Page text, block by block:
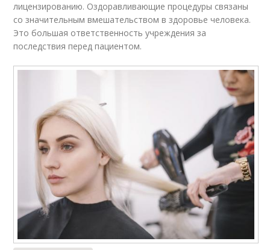
лицензированию. Оздоравливающие процедуры связаны
со значительным вмешательством в здоровье человека.
Это большая ответственность учреждения за
последствия перед пациентом.